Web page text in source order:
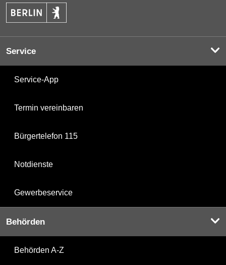
Service
Service-App
Termin vereinbaren
Bürgertelefon 115
Notdienste
Gewerbeservice
Behörden
Behörden A-Z